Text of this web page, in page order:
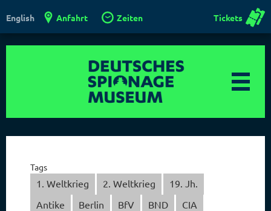
English Anfahrt Zeiten Tickets
Tags
1. Weltkrieg 2. Weltkrieg
19. Jh.
Antike
Berlin BfV BND
CIA